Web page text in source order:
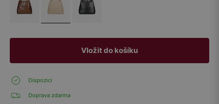
Vložit do košíku
Dispozici
Doprava zdarma